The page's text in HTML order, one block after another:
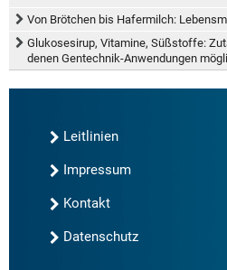
Von Brötchen bis Hafermilch:
Glukosesirup, Vitamine, Süßstoffe:
denen Gentechnik-Anwendungen
Leitlinien
Impressum
Kontakt
Datenschutz